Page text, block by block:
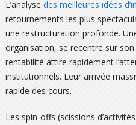
L’analyse des meilleures idées
retournements les plus
une restructuration profonde.
organisation, se recentre sur
rentabilité attire rapidement
institutionnels. Leur arrivée
rapide des cours.
Les spin-offs (scissions